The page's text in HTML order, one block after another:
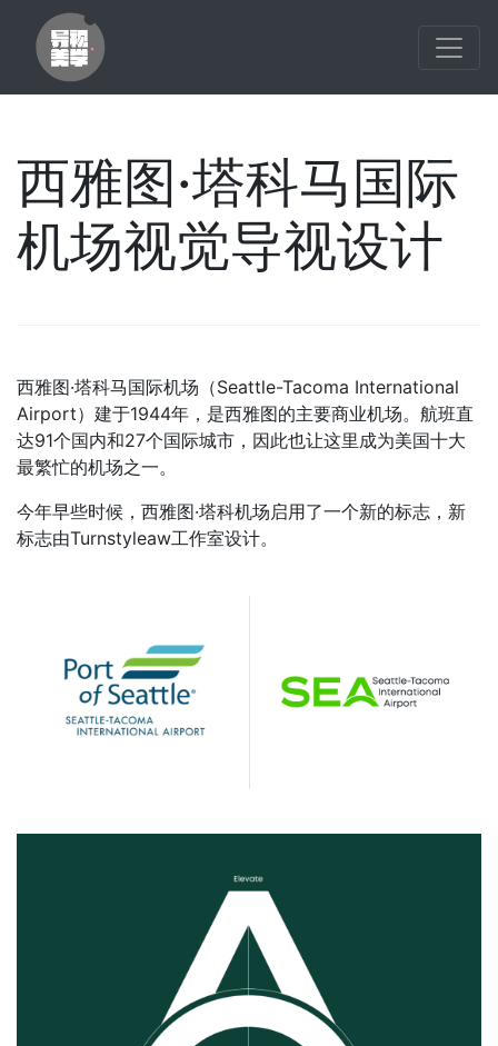
西雅图·塔科马国际
机场视觉导视设计
西雅图·塔科马国际机场（Seattle-Tacoma International
Airport）建于1944年，是西雅图的主要商业机场。航班直
达91个国内和27个国际城市，因此也让这里成为美国十大
最繁忙的机场之一。
今年早些时候，西雅图·塔科机场启用了一个新的标志，新
标志由Turnstyleaw工作室设计。